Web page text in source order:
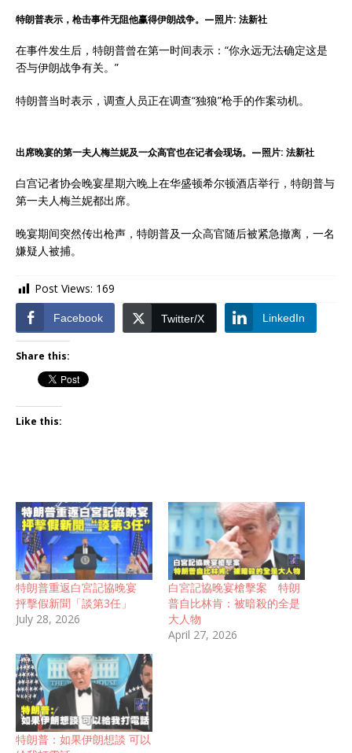
特朗普表示，枪击事件无阻他赢得伊朗战争。—照片: 法新社
在事件发生后，特朗普曾在第一时间表示：“你永远无法确定这是
否与伊朗战争有关。”
特朗普当时表示，调查人员正在调查“独狼”枪手的作案动机。
出席晚宴的第一夫人梅兰妮及一众高官也在记者会现场。—照片: 法新社
白宫记者协会晚宴星期六晚上在华盛顿希尔顿酒店举行，特朗普与
第一夫人梅兰妮都出席。
晚宴期间突然传出枪声，特朗普及一众高官随后被紧急撤离，一名
嫌疑人被捕。
Post Views: 169
Facebook Twitter/X LinkedIn
Share this:
Like this:
特朗普重返白宮記協晚宴
抨擊假新聞「談第3任」
July 28, 2026
白宮記協晚宴槍擊案 特朗
普自比林肯：被暗殺的全是
大人物
April 27, 2026
特朗普：如果伊朗想談 可以